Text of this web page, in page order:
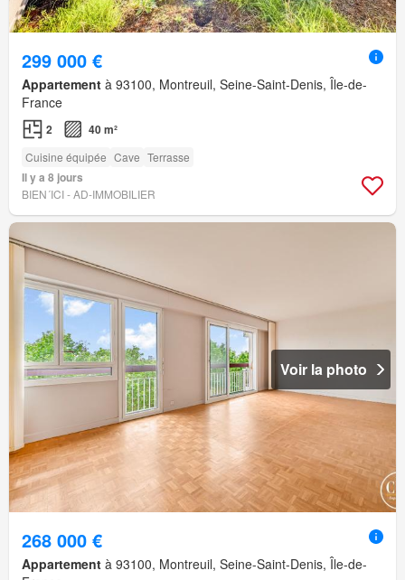
299 000 €
Appartement à 93100, Montreuil, Seine-Saint-Denis, Île-de-
France
2 40 m²
Cuisine équipée Cave Terrasse
Il y a 8 jours
BIEN´ICI - AD-IMMOBILIER
Voir la photo
268 000 €
Appartement à 93100, Montreuil, Seine-Saint-Denis, Île-de-